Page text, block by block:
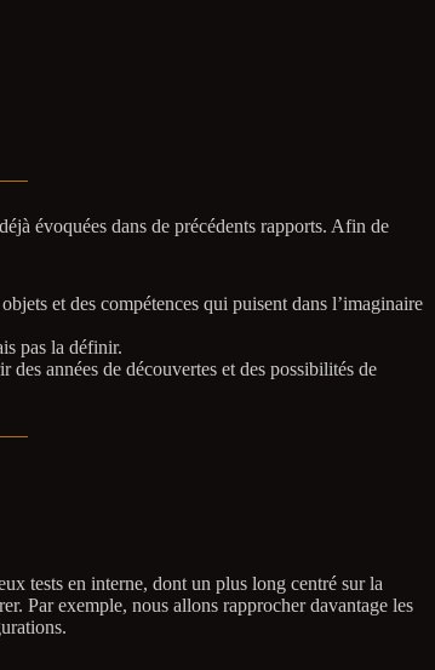
évoquées dans de précédents rapports. Afin de
et des compétences qui puisent dans l’imaginaire
pas la définir.
années de découvertes et des possibilités de
tests en interne, dont un plus long centré sur la
Par exemple, nous allons rapprocher davantage les